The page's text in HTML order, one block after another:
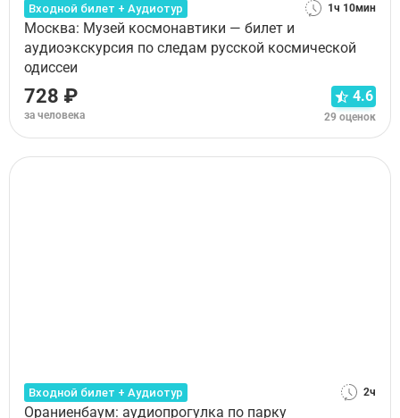
Входной билет + Аудиотур 1ч 10мин
Москва: Музей космонавтики — билет и
аудиоэкскурсия по следам русской космической
одиссеи
728 ₽
за человека
4.6
29 оценок
Входной билет + Аудиотур 2ч
Ораниенбаум: аудиопрогулка по парку